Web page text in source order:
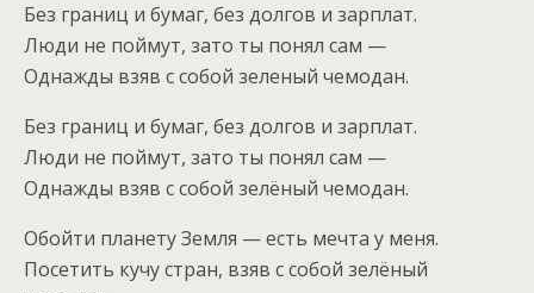
Без границ и бумаг, без долгов и зарплат.
Люди не поймут, зато ты понял сам —
Однажды взяв с собой зеленый чемодан.
Без границ и бумаг, без долгов и зарплат.
Люди не поймут, зато ты понял сам —
Однажды взяв с собой зелёный чемодан.
Обойти планету Земля — есть мечта у меня.
Посетить кучу стран, взяв с собой зелёный